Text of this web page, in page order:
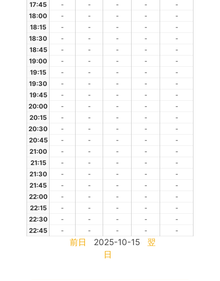
17:45
- - - -
-
18:00
- - - -
-
18:15
- - - -
-
18:30
- - - -
-
18:45
- - - -
-
19:00
- - - -
-
19:15
- - - -
-
19:30
- - - -
-
19:45
- - - -
-
20:00
- - - -
-
20:15
- - - -
-
20:30
- - - -
-
20:45
- - - -
-
21:00
- - - -
-
21:15
- - - -
-
21:30
- - - -
-
21:45
- - - -
-
22:00
- - - -
-
22:15
- - - -
-
22:30
- - - -
-
22:45
- - - - -
前日 2025-10-15
翌
日